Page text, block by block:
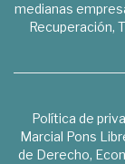
medianas
Recuperación,
Política de
Marcial Pons
de Derecho,